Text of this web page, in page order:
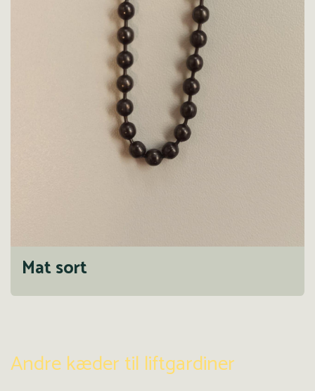
Mat sort
Andre kæder til liftgardiner